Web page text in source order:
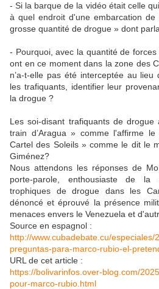
- Si la barque de la vidéo était celle
à quel endroit d'une embarcation
grosse quantité de drogue » dont
- Pourquoi, avec la quantité de
ont en ce moment dans la zone des
n’a-t-elle pas été interceptée au
les trafiquants, identifier leur
la drogue ?
Les soi-disant trafiquants de drogue
train d’Aragua » comme l'affirme
Cartel des Soleils » comme le dit le
Giménez?
Nous attendons les réponses de
porte-parole, enthousiaste de la
trophiques de drogue dans les
dénoncé et éprouvé la présence
menaces envers le Venezuela et
Source en espagnol :
http://www.cubadebate.cu/especiales/
preguntas-para-marco-rubio-el-
URL de cet article :
https://bolivarinfos.over-blog.com/
pour-marco-rubio.html